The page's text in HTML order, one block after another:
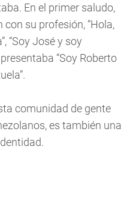
En el primer saludo,
su profesión, “Hola,
“Soy José y soy
“Soy Roberto
comunidad de gente
es también una